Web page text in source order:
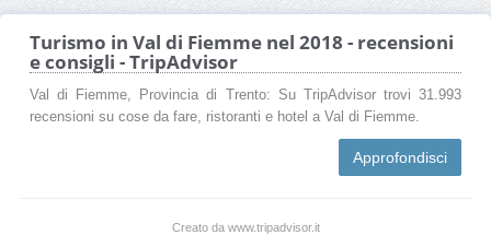
Turismo in Val di Fiemme nel 2018 - recensioni
e consigli - TripAdvisor
Val di Fiemme, Provincia di Trento: Su TripAdvisor trovi 31.993
recensioni su cose da fare, ristoranti e hotel a Val di Fiemme.
Approfondisci
Creato da www.tripadvisor.it